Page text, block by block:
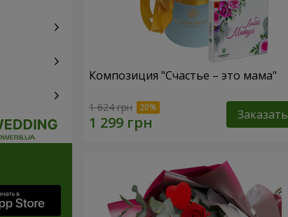
Композиция "Счастье – это мама"
1 624 грн Заказать